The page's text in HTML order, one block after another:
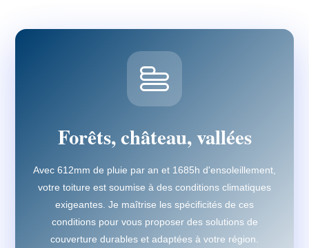
Forêts, château, vallées
Avec 612mm de pluie par an et 1685h d'ensoleillement,
votre toiture est soumise à des conditions climatiques
exigeantes. Je maîtrise les spécificités de ces
conditions pour vous proposer des solutions de
couverture durables et adaptées à votre région.